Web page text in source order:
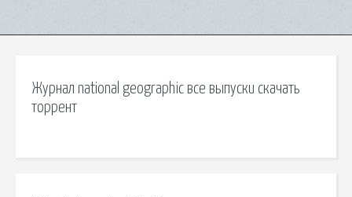
Журнал national geographic все выпуски скачать
торрент